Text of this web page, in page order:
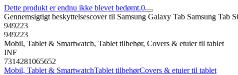
Dette produkt er endnu ikke blevet bedømt.0
Gennemsigtigt beskyttelsescover til Samsung Galaxy Tab Samsung Tab
949223
949223
Mobil, Tablet & Smartwatch, Tablet tilbehør, Covers & etuier til tablet
INF
7314281065652
Mobil, Tablet & SmartwatchTablet tilbehørCovers & etuier til tablet